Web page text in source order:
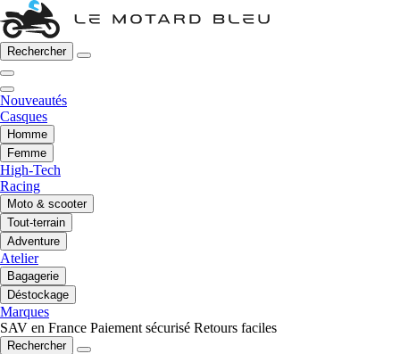
Rechercher
Nouveautés
Casques
Homme
Femme
High-Tech
Racing
Moto & scooter
Tout-terrain
Adventure
Atelier
Bagagerie
Déstockage
Marques
SAV en France Paiement sécurisé Retours faciles
Rechercher